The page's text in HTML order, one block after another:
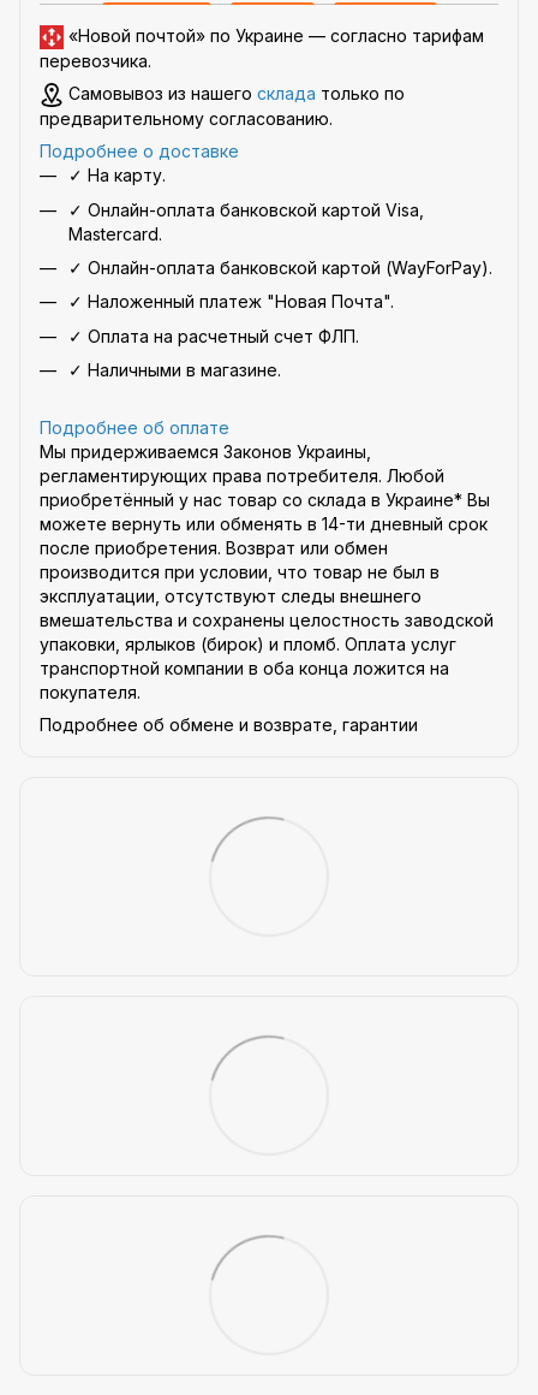
«Новой почтой» по Украине — согласно тарифам
перевозчика.
Самовывоз из нашего склада только по
предварительному согласованию.
Подробнее о доставке
✓ На карту.
✓ Онлайн-оплата банковской картой Visa,
Mastercard.
✓ Онлайн-оплата банковской картой (WayForPay).
✓ Наложенный платеж "Новая Почта".
✓ Оплата на расчетный счет ФЛП.
✓ Наличными в магазине.
Подробнее об оплате
Мы придерживаемся Законов Украины,
регламентирующих права потребителя. Любой
приобретённый у нас товар со склада в Украине* Вы
можете вернуть или обменять в 14-ти дневный срок
после приобретения. Возврат или обмен
производится при условии, что товар не был в
эксплуатации, отсутствуют следы внешнего
вмешательства и сохранены целостность заводской
упаковки, ярлыков (бирок) и пломб. Оплата услуг
транспортной компании в оба конца ложится на
покупателя.
Подробнее об обмене и возврате, гарантии